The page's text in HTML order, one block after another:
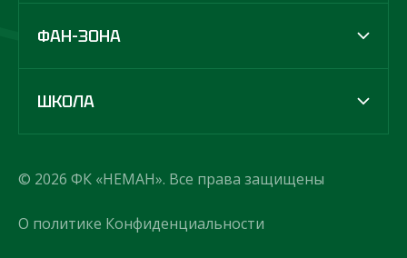
ФАН-ЗОНА
ШКОЛА
© 2026 ФК «НЕМАН». Все права защищены
О политике Конфиденциальности